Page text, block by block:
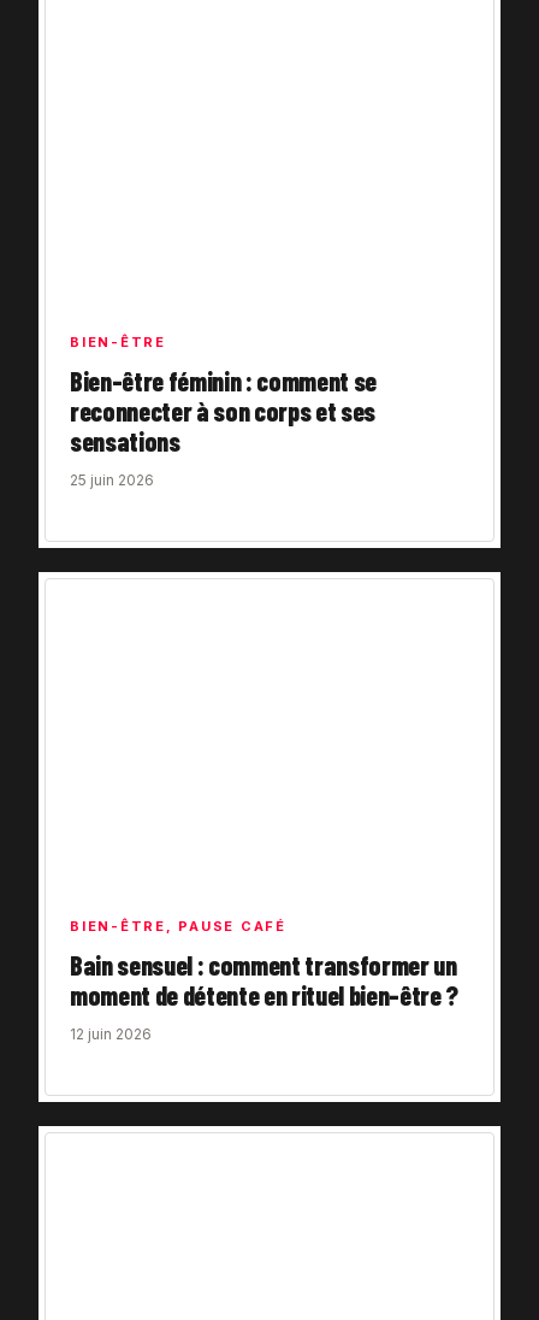
BIEN-ÊTRE
Bien-être féminin : comment se
reconnecter à son corps et ses
sensations
25 juin 2026
BIEN-ÊTRE , PAUSE CAFÉ
Bain sensuel : comment transformer un
moment de détente en rituel bien-être ?
12 juin 2026